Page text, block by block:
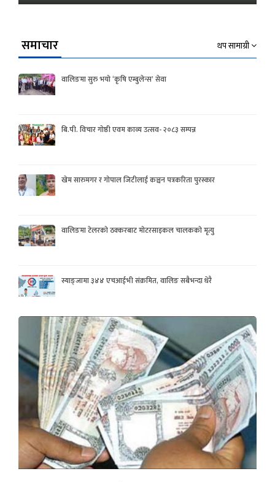
समाचार थप सामाग्री
वालिङमा सुरु भयो ‘कृषि एम्बुलेन्स’ सेवा
बि.पी. विचार गोष्ठी एवम काव्य उत्सव- २०८३ सम्पन्न
खेम सारुमगर र गोपाल जिटीलाई कञ्चन पत्रकरिता पुरस्कार
वालिङमा टेलरको ठक्करबाट मोटरसाइकल चालकको मृत्यु
स्याङ्जामा ३४४ एचआईभी संक्रमित, वालिङ सबैभन्दा धेरै